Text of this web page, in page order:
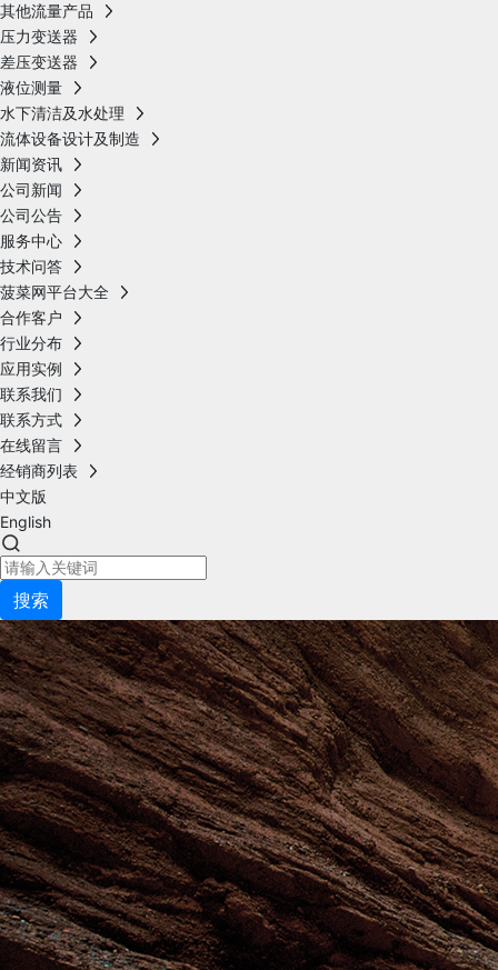
其他流量产品
压力变送器
差压变送器
液位测量
水下清洁及水处理
流体设备设计及制造
新闻资讯
公司新闻
公司公告
服务中心
技术问答
菠菜网平台大全
合作客户
行业分布
应用实例
联系我们
联系方式
在线留言
经销商列表
中文版
English
搜索